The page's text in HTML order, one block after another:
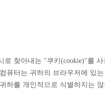
로 찾아내는 "쿠키(cookie)"를
퓨터는 귀하의 브라우저에 있
하를 개인적으로 식별하지는